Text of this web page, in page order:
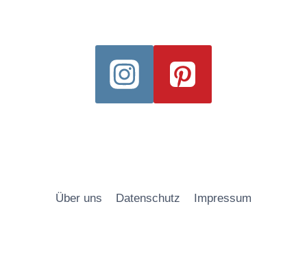
Über uns Datenschutz Impressum